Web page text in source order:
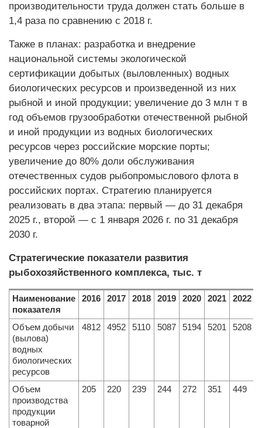
производительности труда должен стать больше в
1,4 раза по сравнению с 2018 г.
Также в планах: разработка и внедрение
национальной системы экологической
сертификации добытых (выловленных) водных
биологических ресурсов и произведенной из них
рыбной и иной продукции; увеличение до 3 млн т в
год объемов грузообработки отечественной рыбной
и иной продукции из водных биологических
ресурсов через российские морские порты;
увеличение до 80% доли обслуживания
отечественных судов рыбопромыслового флота в
российских портах. Стратегию планируется
реализовать в два этапа: первый — до 31 декабря
2025 г., второй — с 1 января 2026 г. по 31 декабря
2030 г.
Стратегические показатели развития
рыбохозяйственного комплекса, тыс. т
Наименование
показателя
2016 2017 2018 2019 2020 2021 2022
Объем добычи
(вылова)
водных
биологических
ресурсов
4812 4952 5110 5087 5194 5201 5208
Объем
производства
продукции
товарной
205 220 239 244 272 351 449